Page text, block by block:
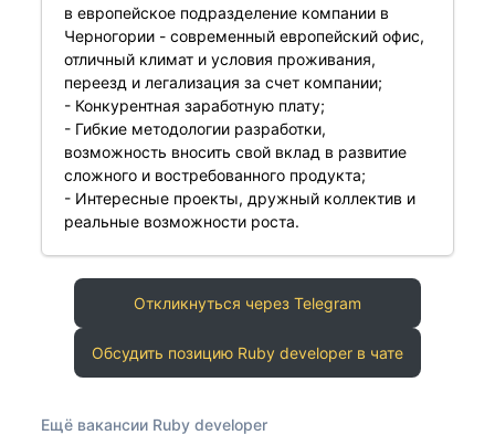
в европейское подразделение компании в
Черногории - современный европейский офис,
отличный климат и условия проживания,
переезд и легализация за счет компании;
- Конкурентная заработную плату;
- Гибкие методологии разработки,
возможность вносить свой вклад в развитие
сложного и востребованного продукта;
- Интересные проекты, дружный коллектив и
реальные возможности роста.
Откликнуться через Telegram
Обсудить позицию Ruby developer в чате
Ещё вакансии Ruby developer